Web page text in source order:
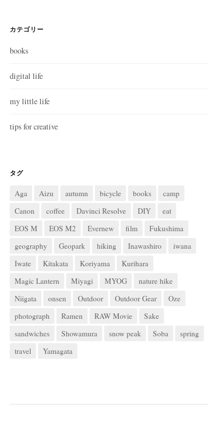
カテゴリー
books
digital life
my little life
tips for creative
タグ
Aga Aizu autumn bicycle books
camp
Canon
coffee Davinci Resolve DIY
eat
EOS M
EOS M2 Evernew film
Fukushima
geography
Geopark hiking Inawashiro
iwana
Iwate
Kitakata Koriyama
Kurihara
Magic Lantern
Miyagi MYOG
nature hike
Niigata
onsen Outdoor Outdoor Gear
Oze
photograph
Ramen RAW Movie
Sake
sandwiches
Showamura snow peak Soba
spring
travel
Yamagata